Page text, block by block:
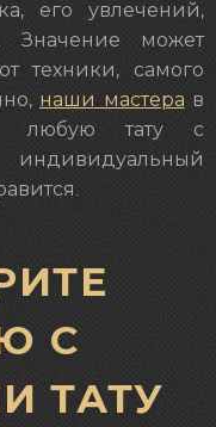
его увлечений,
Значение может
техники, самого
наши мастерав
любую тату с
С
ТАТУ